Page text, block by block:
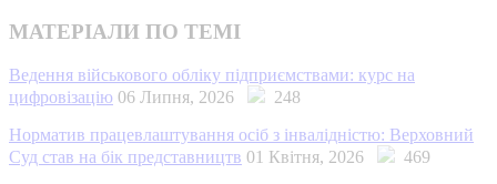
МАТЕРІАЛИ ПО ТЕМІ
Ведення військового обліку підприємствами: курс на
цифровізацію 06 Липня, 2026
248
Норматив працевлаштування осіб з інвалідністю: Верховний
Суд став на бік представництв 01 Квітня, 2026
469